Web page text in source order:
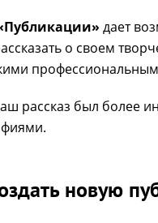
дает
о своем
рассказ был более
новую